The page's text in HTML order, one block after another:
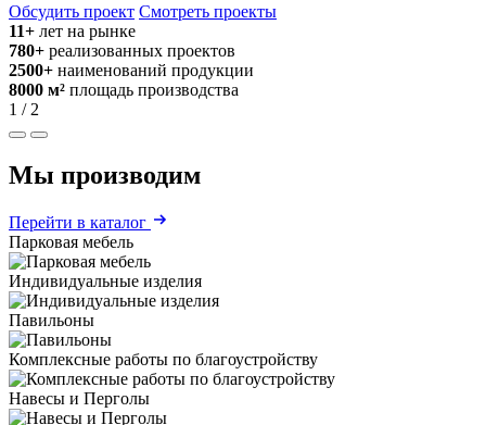
Обсудить проект Смотреть проекты
11+ лет на рынке
780+ реализованных проектов
2500+ наименований продукции
8000 м² площадь производства
1 / 2
Мы производим
Перейти в каталог
Парковая мебель
Индивидуальные изделия
Павильоны
Комплексные работы по благоустройству
Навесы и Перголы